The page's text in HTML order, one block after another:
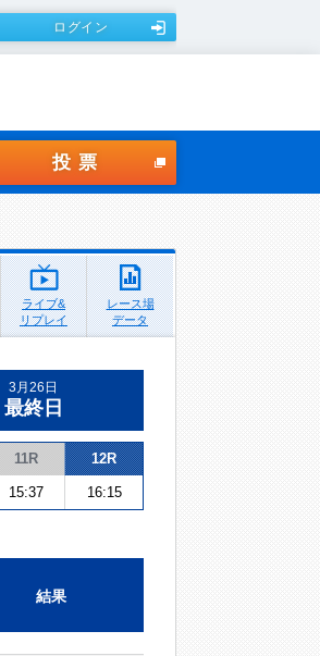
ログイン
投票
ライブ&
リプレイ
レース場
データ
3月26日
最終日
11R 12R
15:37 16:15
結果